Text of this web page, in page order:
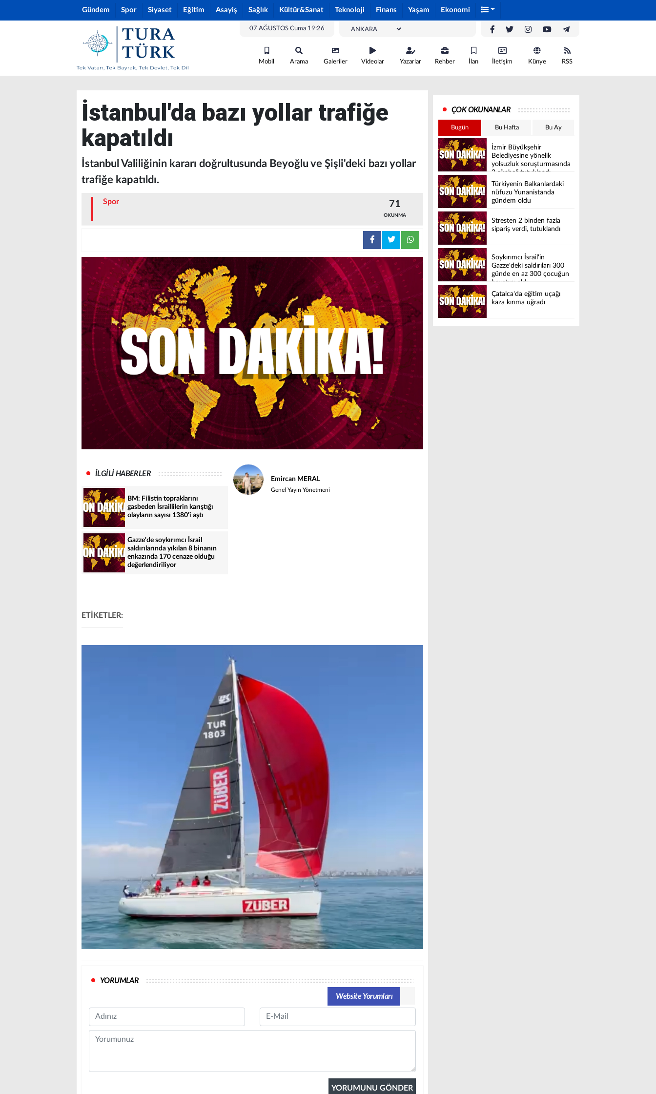
Gündem Spor Siyaset Eğitim Asayiş Sağlık Kültür&Sanat Teknoloji Finans Yaşam Ekonomi
07 AĞUSTOS Cuma 19:26
Mobil Arama Galeriler Videolar Yazarlar Rehber İlan İletişim Künye RSS
İstanbul'da bazı yollar trafiğe
kapatıldı
İstanbul Valiliğinin kararı doğrultusunda Beyoğlu ve Şişli'deki bazı yollar
trafiğe kapatıldı.
Spor 71
OKUNMA
İLGİLİ HABERLER
BM: Filistin topraklarını
gasbeden İsraillilerin karıştığı
olayların sayısı 1380'i aştı
Gazze'de soykırımcı İsrail
saldırılarında yıkılan 8 binanın
enkazında 170 cenaze olduğu
değerlendiriliyor
Emircan MERAL
Genel Yayın Yönetmeni
ETİKETLER:
YORUMLAR
Website Yorumları
Name Email
Comment
ÇOK OKUNANLAR
Bugün Bu Hafta Bu Ay
İzmir Büyükşehir
Belediyesine yönelik
yolsuzluk soruşturmasında
2 şüpheli tutuklandı
Türkiyenin Balkanlardaki
nüfuzu Yunanistanda
gündem oldu
Stresten 2 binden fazla
sipariş verdi, tutuklandı
Soykırımcı İsrail'in
Gazze'deki saldırıları 300
günde en az 300 çocuğun
hayatını aldı
Çatalca'da eğitim uçağı
kaza kırıma uğradı